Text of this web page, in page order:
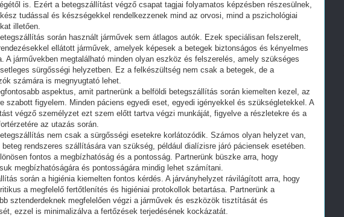
is. Ezért a betegszállítást végző csapat tagjai folyamatos képzésben részesülnek,
tudással és készségekkel rendelkezzenek mind az orvosi, mind a pszichológiai
illetően.
során használt járművek sem átlagos autók. Ezek speciálisan felszerelt,
ellátott járművek, amelyek képesek a betegek biztonságos és kényelmes
A járművekben megtalálható minden olyan eszköz és felszerelés, amely szükséges
sürgősségi helyzetben. Ez a felkészültség nem csak a betegek, de a
számára is megnyugtató lehet.
aspektus, amit partnerünk a belföldi betegszállítás során kiemelten kezel, az
szabott figyelem. Minden páciens egyedi eset, egyedi igényekkel és szükségletekkel. A
végző személyzet ezt szem előtt tartva végzi munkáját, figyelve a részletekre és a
az utazás során.
nem csak a sürgősségi esetekre korlátozódik. Számos olyan helyzet van,
beteg rendszeres szállítására van szükség, például dialízisre járó páciensek esetében.
fontos a megbízhatóság és a pontosság. Partnerünk büszke arra, hogy
megbízhatóságára és pontosságára mindig lehet számítani.
során a higiénia kiemelten fontos kérdés. A járványhelyzet rávilágított arra, hogy
a megfelelő fertőtlenítés és higiéniai protokollok betartása. Partnerünk a
sztenderdeknek megfelelően végzi a járművek és eszközök tisztítását és
ezzel is minimalizálva a fertőzések terjedésének kockázatát.